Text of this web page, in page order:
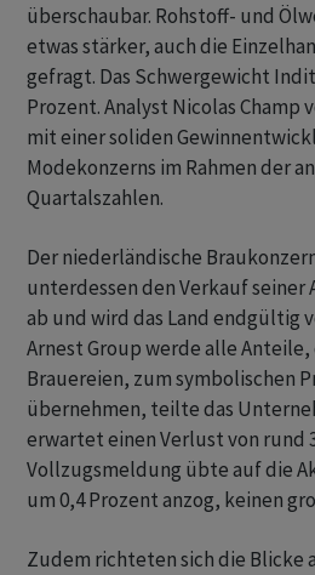
überschaubar. Rohstoff- und
etwas stärker, auch die
gefragt. Das Schwergewicht
Prozent. Analyst Nicolas Champ
mit einer soliden
Modekonzerns im Rahmen der
Quartalszahlen.
Der niederländische
unterdessen den Verkauf seiner
ab und wird das Land endgültig
Arnest Group werde alle
Brauereien, zum symbolischen
übernehmen, teilte das
erwartet einen Verlust von rund
Vollzugsmeldung übte auf die
um 0,4 Prozent anzog, keinen
Zudem richteten sich die Blicke